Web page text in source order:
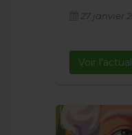
27 janvier
Voir